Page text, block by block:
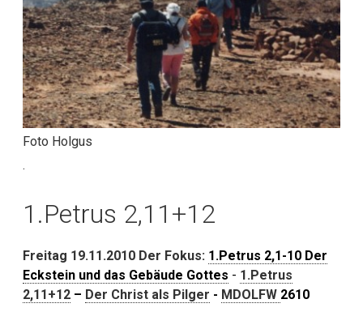
Foto Holgus
.
1.Petrus 2,11+12
Freitag 19.11.2010 Der Fokus: 1.Petrus 2,1-10 Der
Eckstein und das Gebäude Gottes - 1.Petrus
2,11+12 – Der Christ als Pilger - MDOLFW 2610